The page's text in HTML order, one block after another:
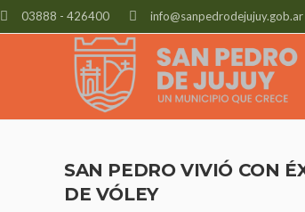
info@sanpedrodejujuy.gob.ar
03888 - 426400
SAN PEDRO VIVIÓ CON
DE VÓLEY